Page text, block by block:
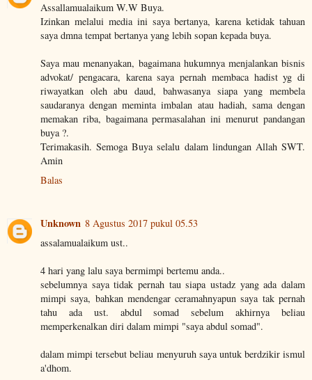
Assallamualaikum W.W Buya.
Izinkan melalui media ini saya bertanya, karena ketidak tahuan
saya dmna tempat bertanya yang lebih sopan kepada buya.
Saya mau menanyakan, bagaimana hukumnya menjalankan bisnis
advokat/ pengacara, karena saya pernah membaca hadist yg di
riwayatkan oleh abu daud, bahwasanya siapa yang membela
saudaranya dengan meminta imbalan atau hadiah, sama dengan
memakan riba, bagaimana permasalahan ini menurut pandangan
buya ?.
Terimakasih. Semoga Buya selalu dalam lindungan Allah SWT.
Amin
Balas
Unknown 8 Agustus 2017 pukul 05.53
assalamualaikum ust..
4 hari yang lalu saya bermimpi bertemu anda..
sebelumnya saya tidak pernah tau siapa ustadz yang ada dalam
mimpi saya, bahkan mendengar ceramahnyapun saya tak pernah
tahu ada ust. abdul somad sebelum akhirnya beliau
memperkenalkan diri dalam mimpi "saya abdul somad".
dalam mimpi tersebut beliau menyuruh saya untuk berdzikir ismul
a'dhom.